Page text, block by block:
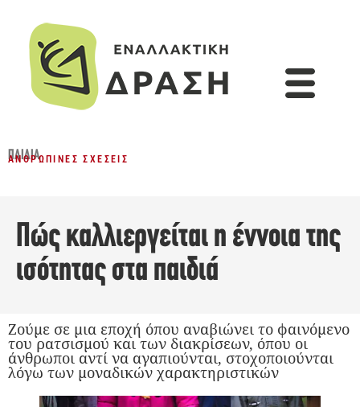
ΠΑΙΔΙΆ
ΑΝΘΡΏΠΙΝΕΣ ΣΧΈΣΕΙΣ
Πώς καλλιεργείται η έννοια της
ισότητας στα παιδιά
Ζούμε σε μια εποχή όπου αναβιώνει το φαινόμενο
του ρατσισμού και των διακρίσεων, όπου οι
άνθρωποι αντί να αγαπιούνται, στοχοποιούνται
λόγω των μοναδικών χαρακτηριστικών